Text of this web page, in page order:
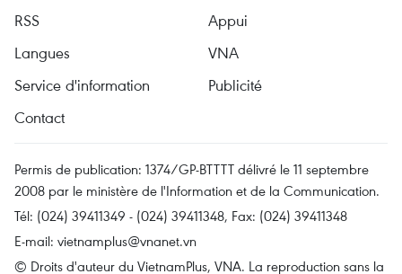
RSS
Appui
Langues
VNA
Service d'information
Publicité
Contact
Permis de publication: 1374/GP-BTTTT délivré le 11 septembre
2008 par le ministère de l'Information et de la Communication.
Tél: (024) 39411349 - (024) 39411348, Fax: (024) 39411348
E-mail: vietnamplus@vnanet.vn
© Droits d'auteur du VietnamPlus, VNA. La reproduction sans la